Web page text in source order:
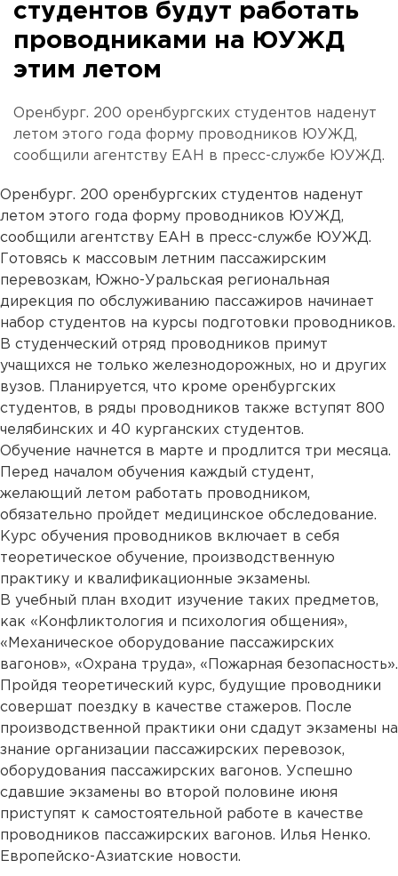
студентов будут работать
проводниками на ЮУЖД
этим летом
Оренбург. 200 оренбургских студентов наденут
летом этого года форму проводников ЮУЖД,
сообщили агентству ЕАН в пресс-службе ЮУЖД.
Оренбург. 200 оренбургских студентов наденут
летом этого года форму проводников ЮУЖД,
сообщили агентству ЕАН в пресс-службе ЮУЖД.
Готовясь к массовым летним пассажирским
перевозкам, Южно-Уральская региональная
дирекция по обслуживанию пассажиров начинает
набор студентов на курсы подготовки проводников.
В студенческий отряд проводников примут
учащихся не только железнодорожных, но и других
вузов. Планируется, что кроме оренбургских
студентов, в ряды проводников также вступят 800
челябинских и 40 курганских студентов.
Обучение начнется в марте и продлится три месяца.
Перед началом обучения каждый студент,
желающий летом работать проводником,
обязательно пройдет медицинское обследование.
Курс обучения проводников включает в себя
теоретическое обучение, производственную
практику и квалификационные экзамены.
В учебный план входит изучение таких предметов,
как «Конфликтология и психология общения»,
«Механическое оборудование пассажирских
вагонов», «Охрана труда», «Пожарная безопасность».
Пройдя теоретический курс, будущие проводники
совершат поездку в качестве стажеров. После
производственной практики они сдадут экзамены на
знание организации пассажирских перевозок,
оборудования пассажирских вагонов. Успешно
сдавшие экзамены во второй половине июня
приступят к самостоятельной работе в качестве
проводников пассажирских вагонов. Илья Ненко.
Европейско-Азиатские новости.